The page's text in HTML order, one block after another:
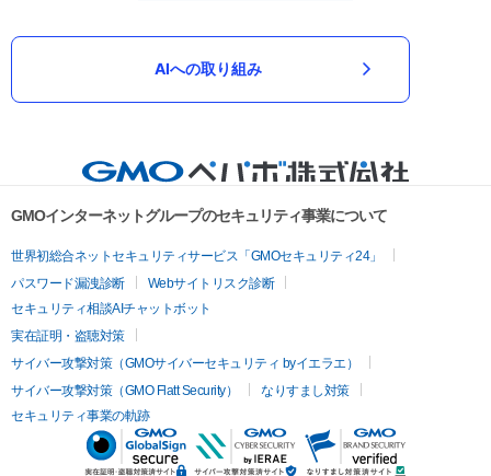
AIへの取り組み
GMOインターネットグループのセキュリティ事業について
世界初総合ネットセキュリティサービス「GMOセキュリティ24」
パスワード漏洩診断
Webサイトリスク診断
セキュリティ相談AIチャットボット
実在証明・盗聴対策
サイバー攻撃対策（GMOサイバーセキュリティ byイエラエ）
サイバー攻撃対策（GMO Flatt Security）
なりすまし対策
セキュリティ事業の軌跡